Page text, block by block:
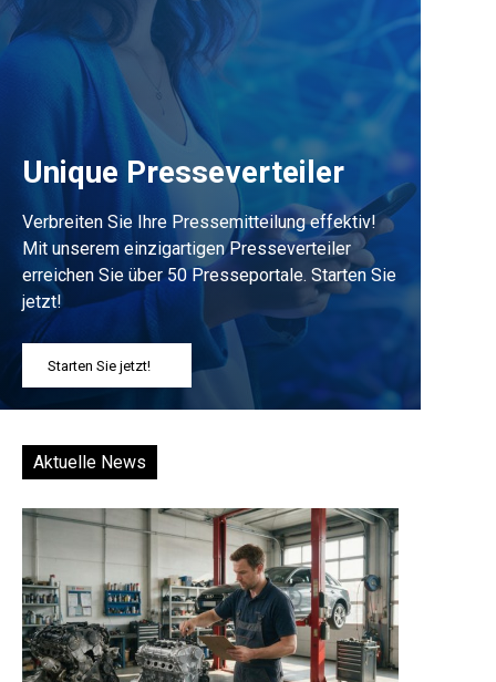
Unique Presseverteiler
Verbreiten Sie Ihre Pressemitteilung effektiv!
Mit unserem einzigartigen Presseverteiler
erreichen Sie über 50 Presseportale. Starten Sie
jetzt!
Starten Sie jetzt!
Aktuelle News